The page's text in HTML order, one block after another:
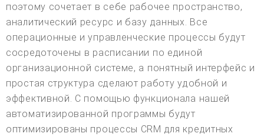
поэтому сочетает в себе рабочее пространство,
аналитический ресурс и базу данных. Все
операционные и управленческие процессы будут
сосредоточены в расписании по единой
организационной системе, а понятный интерфейс и
простая структура сделают работу удобной и
эффективной. С помощью функционала нашей
автоматизированной программы будут
оптимизированы процессы CRM для кредитных